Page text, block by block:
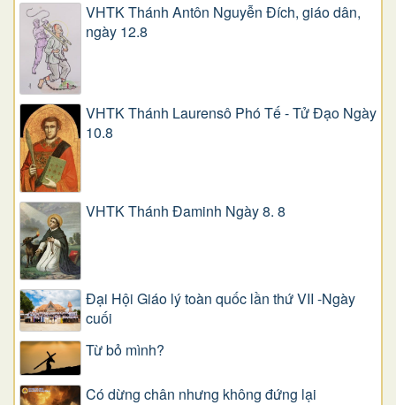
VHTK Thánh Antôn Nguyễn Ðích, giáo dân,
ngày 12.8
VHTK Thánh Laurensô Phó Tế - Tử Đạo Ngày
10.8
VHTK Thánh Đaminh Ngày 8. 8
Đại Hội Giáo lý toàn quốc lần thứ VII -Ngày
cuối
Từ bỏ mình?
Có dừng chân nhưng không đứng lại